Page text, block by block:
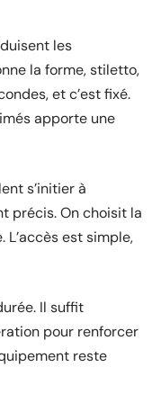
les
la forme, stiletto,
et c’est fixé.
apporte une
s’initier à
précis. On choisit la
est simple,
Il suffit
pour renforcer
reste